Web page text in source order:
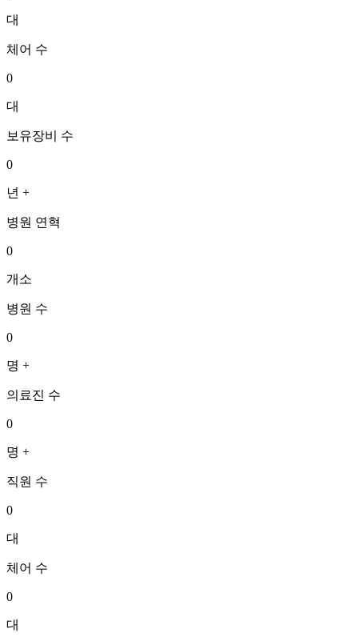
대
체어 수
0
대
보유장비 수
0
년 +
병원 연혁
0
개소
병원 수
0
명 +
의료진 수
0
명 +
직원 수
0
대
체어 수
0
대